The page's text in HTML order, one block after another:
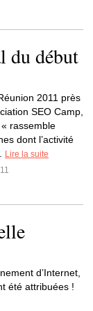
du début
2011 près
SEO Camp,
rassemble
dont l’activité
Lire la suite
d’Internet,
été attribuées !